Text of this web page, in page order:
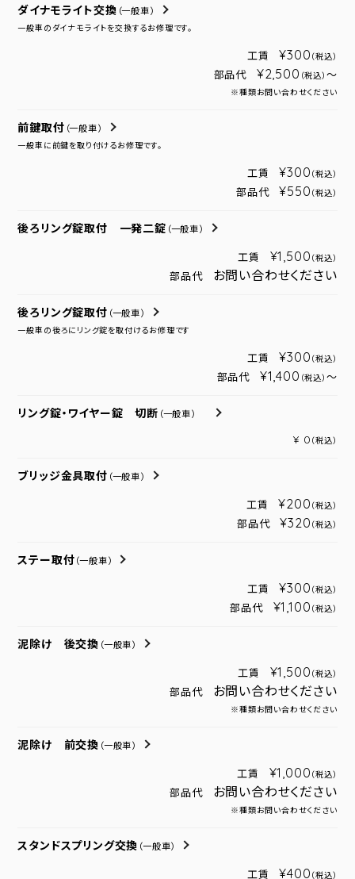
ダイナモライト交換 （一般車）
一般車のダイナモライトを交換するお修理です。
工賃 ¥300 （税込）
部品代 ¥2,500 （税込） ～
※種類お問い合わせください
前鍵取付 （一般車）
一般車に前鍵を取り付けるお修理です。
工賃 ¥300 （税込）
部品代 ¥550 （税込）
後ろリング錠取付 一発二錠 （一般車）
工賃 ¥1,500 （税込）
部品代 お問い合わせください
後ろリング錠取付 （一般車）
一般車の後ろにリング錠を取付けるお修理です
工賃 ¥300 （税込）
部品代 ¥1,400 （税込） ～
リング錠・ワイヤー錠 切断 （一般車）
¥ 0 （税込）
ブリッジ金具取付 （一般車）
工賃 ¥200 （税込）
部品代 ¥320 （税込）
ステー取付 （一般車）
工賃 ¥300 （税込）
部品代 ¥1,100 （税込）
泥除け 後交換 （一般車）
工賃 ¥1,500 （税込）
部品代 お問い合わせください
※種類お問い合わせください
泥除け 前交換 （一般車）
工賃 ¥1,000 （税込）
部品代 お問い合わせください
※種類お問い合わせください
スタンドスプリング交換 （一般車）
工賃 ¥400 （税込）